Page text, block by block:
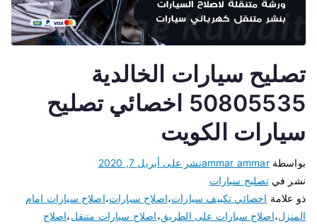
تصليح سيارات الخالدية
50805535 اخصائي تصليح
سيارات الكويت
بواسطةammar ammarنشر على أبريل 7, 2020
نشر فيتصليح سيارات
ذو علامة اخصائي تكييف سيارات،اصلاح سيارات،اصلاح سيارات امام
المنزل،اصلاح سيارات على الطريق،اصلاح سيارات متنقل،اصلاح